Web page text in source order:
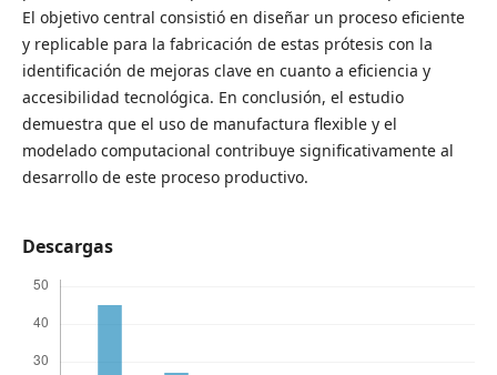
El objetivo central consistió en diseñar un proceso eficiente
y replicable para la fabricación de estas prótesis con la
identificación de mejoras clave en cuanto a eficiencia y
accesibilidad tecnológica. En conclusión, el estudio
demuestra que el uso de manufactura flexible y el
modelado computacional contribuye significativamente al
desarrollo de este proceso productivo.
Descargas